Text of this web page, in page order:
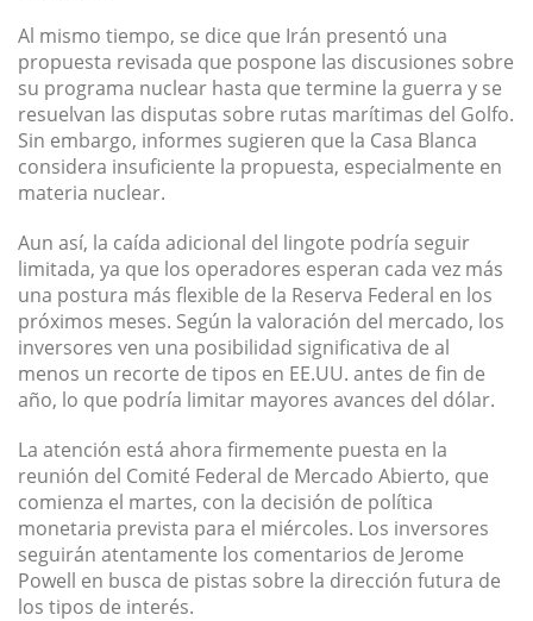
Al mismo tiempo, se dice que Irán presentó una
propuesta revisada que pospone las discusiones sobre
su programa nuclear hasta que termine la guerra y se
resuelvan las disputas sobre rutas marítimas del Golfo.
Sin embargo, informes sugieren que la Casa Blanca
considera insuficiente la propuesta, especialmente en
materia nuclear.
Aun así, la caída adicional del lingote podría seguir
limitada, ya que los operadores esperan cada vez más
una postura más flexible de la Reserva Federal en los
próximos meses. Según la valoración del mercado, los
inversores ven una posibilidad significativa de al
menos un recorte de tipos en EE.UU. antes de fin de
año, lo que podría limitar mayores avances del dólar.
La atención está ahora firmemente puesta en la
reunión del Comité Federal de Mercado Abierto, que
comienza el martes, con la decisión de política
monetaria prevista para el miércoles. Los inversores
seguirán atentamente los comentarios de Jerome
Powell en busca de pistas sobre la dirección futura de
los tipos de interés.